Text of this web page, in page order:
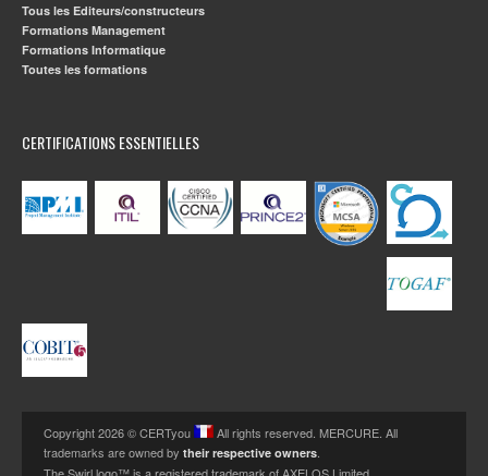
Tous les Editeurs/constructeurs
Formations Management
Formations Informatique
Toutes les formations
CERTIFICATIONS ESSENTIELLES
Copyright 2026 © CERTyou
All rights reserved. MERCURE. All
trademarks are owned by their respective owners.